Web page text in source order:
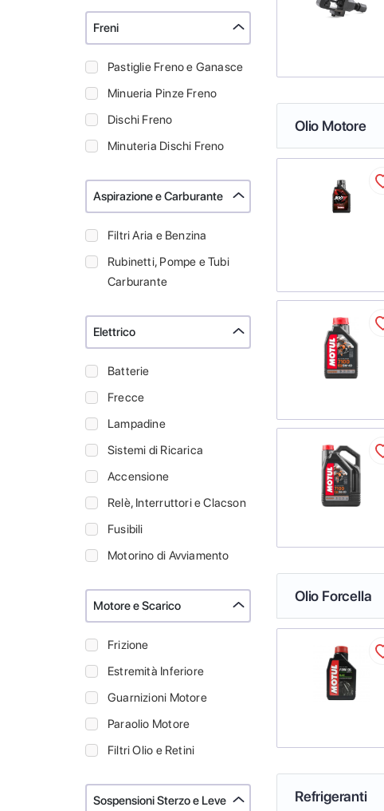
Freni
Pastiglie Freno e Ganasce
Minueria Pinze Freno
Dischi Freno
Minuteria Dischi Freno
Aspirazione e Carburante
Filtri Aria e Benzina
Rubinetti, Pompe e Tubi
Carburante
Elettrico
Batterie
Frecce
Lampadine
Sistemi di Ricarica
Accensione
Relè, Interruttori e Clacson
Fusibili
Motorino di Avviamento
Motore e Scarico
Frizione
Estremità Inferiore
Guarnizioni Motore
Paraolio Motore
Filtri Olio e Retini
Sospensioni Sterzo e Leve
Olio Motore
Olio Forcella
Refrigeranti